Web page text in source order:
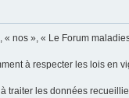
nos », « Le Forum
à respecter les lois en
traiter les données